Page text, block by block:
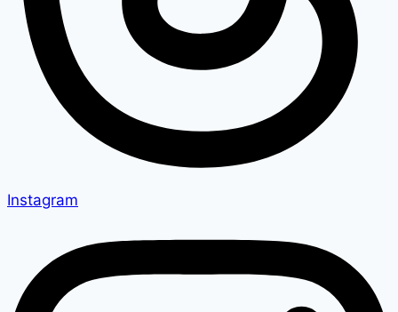
Instagram